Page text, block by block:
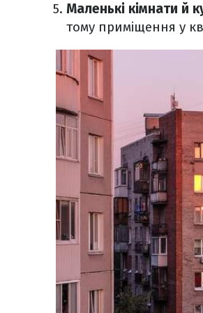
Маленькі кімнати й
тому приміщення у